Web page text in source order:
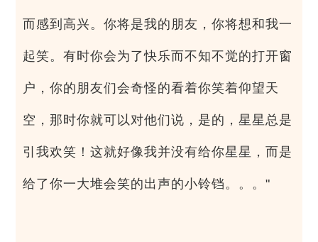
而感到高兴。你将是我的朋友，你将想和我一
起笑。有时你会为了快乐而不知不觉的打开窗
户，你的朋友们会奇怪的看着你笑着仰望天
空，那时你就可以对他们说，是的，星星总是
引我欢笑！这就好像我并没有给你星星，而是
给了你一大堆会笑的出声的小铃铛。。。"